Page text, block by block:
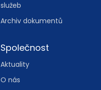
služeb
Archiv dokumentů
Společnost
Aktuality
O nás